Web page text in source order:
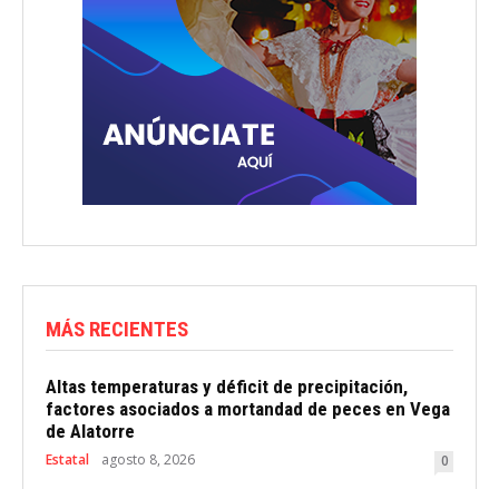
MÁS RECIENTES
Altas temperaturas y déficit de precipitación,
factores asociados a mortandad de peces en Vega
de Alatorre
Estatal agosto 8, 2026 0